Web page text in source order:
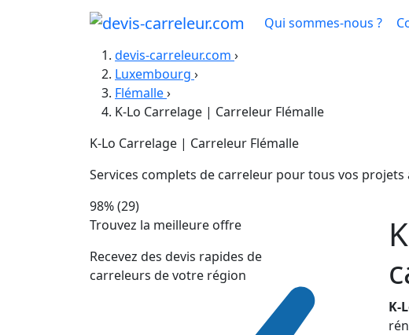
Qui sommes-nous ?
devis-carreleur.com ›
Luxembourg ›
Flémalle›
K-Lo Carrelage | Carreleur Flémalle
K-Lo Carrelage | Carreleur Flémalle
Services complets de carreleur pour tous vos projets
98%(29)
Trouvez la meilleure offre
Recevez des devis rapides de
carreleurs de votre région
K-